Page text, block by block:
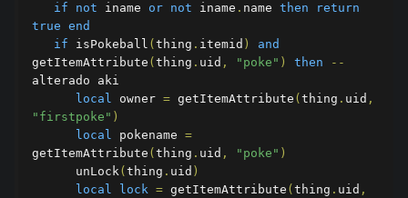
if
not iname or not iname . name then
return
true end
if isPokeball ( thing . itemid )
and
getItemAttribute ( thing . uid , "poke" ) then
--
alterado aki
local owner = getItemAttribute ( thing . uid ,
"firstpoke" )
local pokename =
getItemAttribute ( thing . uid , "poke" )
      unLock
( thing . uid )
local
lock = getItemAttribute ( thing . uid ,